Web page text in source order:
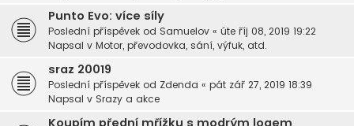
Punto Evo: více síly
Poslední příspěvek od Samuelov « úte říj 08, 2019 19:22
Napsal v Motor, převodovka, sání, výfuk, atd.
sraz 20019
Poslední příspěvek od Zdenda « pát zář 27, 2019 18:39
Napsal v Srazy a akce